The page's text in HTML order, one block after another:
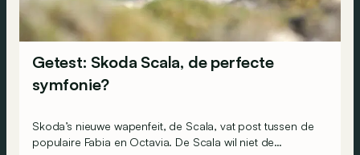
Getest: Skoda Scala, de perfecte
symfonie?
Skoda’s nieuwe wapenfeit, de Scala, vat post tussen de
populaire Fabia en Octavia. De Scala wil niet de